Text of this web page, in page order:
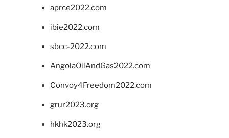
aprce2022.com
ibie2022.com
sbcc-2022.com
AngolaOilAndGas2022.com
Convoy4Freedom2022.com
grur2023.org
hkhk2023.org